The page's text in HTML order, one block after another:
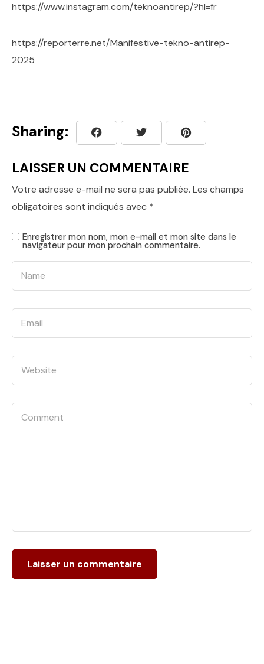
https://www.instagram.com/teknoantirep/?hl=fr
https://reporterre.net/Manifestive-tekno-antirep-
2025
Sharing:
LAISSER UN COMMENTAIRE
Votre adresse e-mail ne sera pas publiée. Les champs
obligatoires sont indiqués avec *
Enregistrer mon nom, mon e-mail et mon site dans le
navigateur pour mon prochain commentaire.